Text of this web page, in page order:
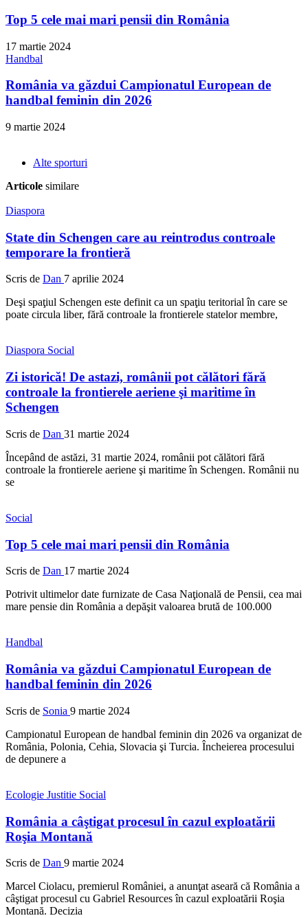
Top 5 cele mai mari pensii din România
17 martie 2024
Handbal
România va găzdui Campionatul European de
handbal feminin din 2026
9 martie 2024
Alte sporturi
Articole similare
Diaspora
State din Schengen care au reintrodus controale
temporare la frontieră
Scris de Dan 7 aprilie 2024
Deşi spaţiul Schengen este definit ca un spaţiu teritorial în care se
poate circula liber, fără controale la frontierele statelor membre,
Diaspora Social
Zi istorică! De astazi, românii pot călători fără
controale la frontierele aeriene şi maritime în
Schengen
Scris de Dan 31 martie 2024
Începând de astăzi, 31 martie 2024, românii pot călători fără
controale la frontierele aeriene şi maritime în Schengen. Românii nu
se
Social
Top 5 cele mai mari pensii din România
Scris de Dan 17 martie 2024
Potrivit ultimelor date furnizate de Casa Naţională de Pensii, cea mai
mare pensie din România a depăşit valoarea brută de 100.000
Handbal
România va găzdui Campionatul European de
handbal feminin din 2026
Scris de Sonia 9 martie 2024
Campionatul European de handbal feminin din 2026 va organizat de
România, Polonia, Cehia, Slovacia şi Turcia. Încheierea procesului
de depunere a
Ecologie Justitie Social
România a câştigat procesul în cazul exploatării
Roşia Montană
Scris de Dan 9 martie 2024
Marcel Ciolacu, premierul României, a anunţat aseară că România a
câştigat procesul cu Gabriel Resources în cazul exploatării Roşia
Montană. Decizia